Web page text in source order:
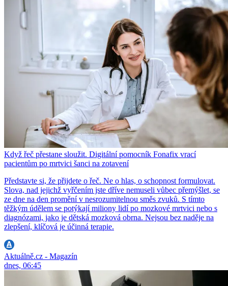
Když řeč přestane sloužit. Digitální pomocník Fonafix vrací
pacientům po mrtvici šanci na zotavení
Představte si, že přijdete o řeč. Ne o hlas, o schopnost formulovat.
Slova, nad jejichž vyřčením jste dříve nemuseli vůbec přemýšlet, se
ze dne na den promění v nesrozumitelnou směs zvuků. S tímto
těžkým údělem se potýkají miliony lidí po mozkové mrtvici nebo s
diagnózami, jako je dětská mozková obrna. Nejsou bez naděje na
zlepšení, klíčová je účinná terapie.
Aktuálně.cz - Magazín
dnes, 06:45